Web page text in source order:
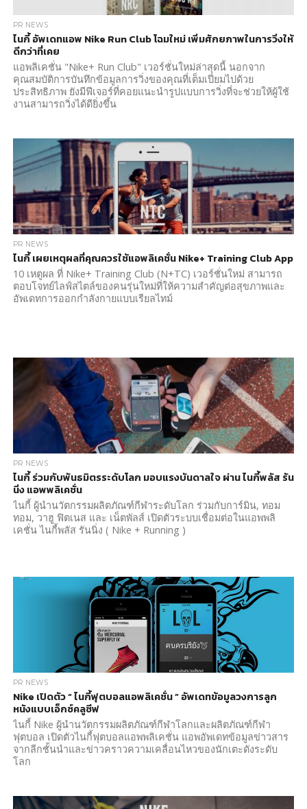
PR NEWS
ไนกี้ อัพเดทแอพ Nike Run Club โฉมใหม่ เพิ่มศักยภาพในการวิ่งให้
ดีกว่าที่เคย
แอพลิเคชั่น "Nike+ Run Club" เวอร์ชั่นใหม่ล่าสุดนี้ นอกจาก
คุณสมบัติการบันทึกข้อมูลการวิ่งของคุณที่เต็มเปี่ยมไปด้วย
ประสิทธิภาพ ยังมีฟีเจอร์ที่คอยแนะนำรูปแบบการวิ่งที่จะช่วยให้ผู้ใช้
งานสามารถวิ่งได้ดียิ่งขึ้น
PR NEWS
ไนกี้ เผยเหตุผลที่คุณควรใช้แอพลิเคชั่น Nike+ Training Club App
10 เหตูผล ที่ Nike+ Training Club (N+TC) เวอร์ชั่นใหม่ สามารถ
ตอบโจทย์ไลฟ์สไตล์ของคนรุ่นใหม่ที่ให้ความสำคัญต่อสุขภาพและ
อัพเดทการออกกำลังกายแบบเรียลไทม์
PR NEWS
ไนกี้ ร่วมกับพันธมิตรระดับโลก มอบแรงบันดาลใจ ผ่าน ไนกี้พลัส รัน
นิ่ง แอพพลิเคชั่น
ไนกี้ ผู้นำนวัตกรรมผลิตภัณฑ์กีฬาระดับโลก ร่วมกับการ์มิน, ทอม
ทอม, วาฮู ฟิตเนส และ เน็ตพัลส์ เปิดตัวระบบเชื่อมต่อในแอพพลิ
เคชั่น ไนกี้พลัส รันนิ่ง ( Nike + Running )
PR NEWS
Nike เปิดตัว “ ไนกี้ฟุตบอลแอพลิเคชั่น ” อัพเดทข้อมูลวงการลูก
หนังแบบเอ็กซ์คลูซีฟ
ไนกี้ Nike ผู้นำนวัตกรรมผลิตภัณฑ์กีฬาโลกและผลิตภัณฑ์กีฬา
ฟุตบอล เปิดตัวไนกี้ฟุตบอลแอพพลิเคชั่น แอพอัพเดทข้อมูลข่าวสาร
จากลีกชั้นนำและข่าวคราวความเคลื่อนไหวของนักเตะดังระดับ
โลก